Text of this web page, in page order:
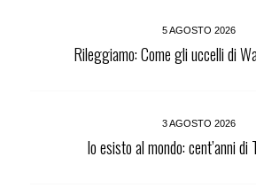
5 AGOSTO 2026
Rileggiamo: Come gli uccelli di
3 AGOSTO 2026
Io esisto al mondo: cent’anni di